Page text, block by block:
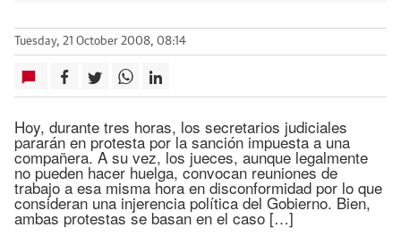
Tuesday, 21 October 2008, 08:14
Hoy, durante tres horas, los secretarios judiciales
pararán en protesta por la sanción impuesta a una
compañera. A su vez, los jueces, aunque legalmente
no pueden hacer huelga, convocan reuniones de
trabajo a esa misma hora en disconformidad por lo que
consideran una injerencia política del Gobierno. Bien,
ambas protestas se basan en el caso […]